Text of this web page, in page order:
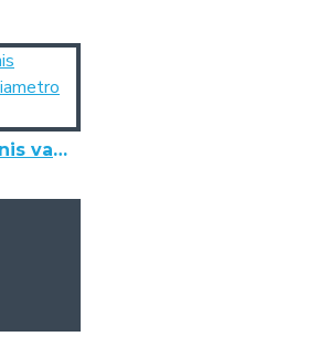
Izoliuotas varinis vamzdelis 1/2" diametro (50 metrų)